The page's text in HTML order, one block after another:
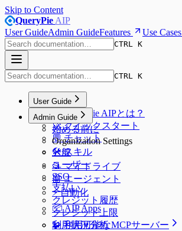
Skip to Content
QueryPie AIP
User GuideAdmin GuideFeatures Use Cases
CTRL K
CTRL K
User Guide
🌟 QueryPie AIPとは？
🚀 クイックスタート
💬 チャット
🛠️ スキル
📂 マイドライブ
🤖 エージェント
⚡️ 自動化
📦 AIP Apps
🧩 利用可能なMCPサーバー
Admin Guide
始める前に
Organization Settings
一般
ユーザー
SSO
支払い
クレジット履歴
クレジット上限
利用状況分析